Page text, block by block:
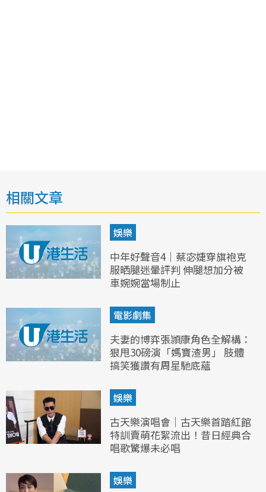
相關文章
娛樂
中年好聲音4｜蔡宓婕穿旗袍克
服晒腿迷暈評判 伸腿想加分被
車婉婉當場制止
電影劇集
夫妻的博弈張頴康角色全解構：
狠甩30磅演「媽寶渣男」 肢體
搞笑獲讚有周星馳底蘊
娛樂
古天樂演唱會｜古天樂首踏紅館
特訓賣萌花絮流出！昔日經典合
唱歌驚爆未必唱
娛樂